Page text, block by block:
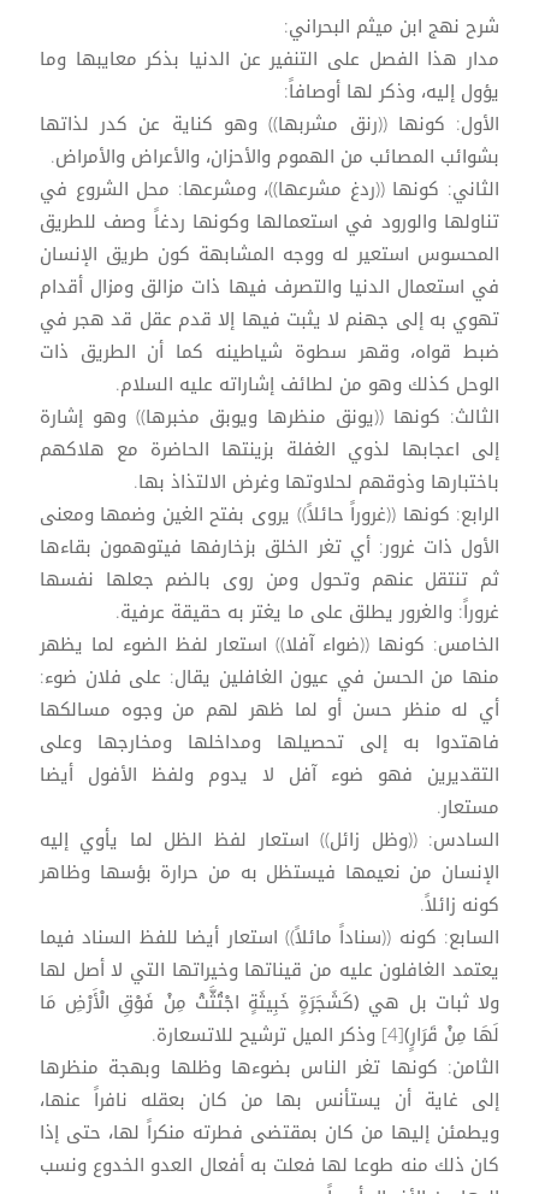
شرح نهج ابن ميثم البحراني:
مدار هذا الفصل على التنفير عن الدنيا بذكر معايبها وما
يؤول إليه، وذكر لها أوصافاً:
الأول: كونها ((رنق مشربها)) وهو كناية عن كدر لذاتها
بشوائب المصائب من الهموم والأحزان، والأعراض والأمراض.
الثاني: كونها ((ردغ مشرعها))، ومشرعها: محل الشروع في
تناولها والورود في استعمالها وكونها ردغاً وصف للطريق
المحسوس استعير له ووجه المشابهة كون طريق الإنسان
في استعمال الدنيا والتصرف فيها ذات مزالق ومزال أقدام
تهوي به إلى جهنم لا يثبت فيها إلا قدم عقل قد هجر في
ضبط قواه، وقهر سطوة شياطينه كما أن الطريق ذات
الوحل كذلك وهو من لطائف إشاراته عليه السلام.
الثالث: كونها ((يونق منظرها ويوبق مخبرها)) وهو إشارة
إلى اعجابها لذوي الغفلة بزينتها الحاضرة مع هلاكهم
باختبارها وذوقهم لحلاوتها وغرض الالتذاذ بها.
الرابع: كونها ((غروراً حائلاً)) يروى بفتح الغين وضمها ومعنى
الأول ذات غرور: أي تغر الخلق بزخارفها فيتوهمون بقاءها
ثم تنتقل عنهم وتحول ومن روى بالضم جعلها نفسها
غروراً: والغرور يطلق على ما يغتر به حقيقة عرفية.
الخامس: كونها ((ضواء آفلا)) استعار لفظ الضوء لما يظهر
منها من الحسن في عيون الغافلين يقال: على فلان ضوء:
أي له منظر حسن أو لما ظهر لهم من وجوه مسالكها
فاهتدوا به إلى تحصيلها ومداخلها ومخارجها وعلى
التقديرين فهو ضوء آفل لا يدوم ولفظ الأفول أيضا
مستعار.
السادس: ((وظل زائل)) استعار لفظ الظل لما يأوي إليه
الإنسان من نعيمها فيستظل به من حرارة بؤسها وظاهر
كونه زائلاً.
السابع: كونه ((سناداً مائلاً)) استعار أيضا للفظ السناد فيما
يعتمد الغافلون عليه من قيناتها وخيراتها التي لا أصل لها
ولا ثبات بل هي ﴿كَشَجَرَةٍ خَبِيثَةٍ اجْتُثَّتْ مِنْ فَوْقِ الْأَرْضِ مَا
لَهَا مِنْ قَرَارٍ﴾[4] وذكر الميل ترشيح للاتسعارة.
الثامن: كونها تغر الناس بضوءها وظلها وبهجة منظرها
إلى غاية أن يستأنس بها من كان بعقله نافراً عنها،
ويطمئن إليها من كان بمقتضى فطرته منكراً لها، حتى إذا
كان ذلك منه طوعا لها فعلت به أفعال العدو الخدوع ونسب